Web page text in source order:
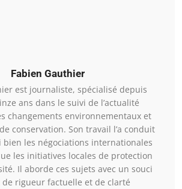
Fabien Gauthier
est journaliste, spécialisé depuis
ans dans le suivi de l’actualité
changements environnementaux et
conservation. Son travail l’a conduit
bien les négociations internationales
les initiatives locales de protection
Il aborde ces sujets avec un souci
de rigueur factuelle et de clarté